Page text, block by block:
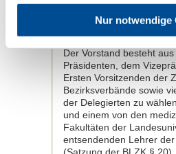
Nur notwendige
Vorstand
Der Vorstand besteht aus
Präsidenten, dem
Ersten Vorsitzenden der
Bezirksverbände sowie
der Delegierten zu
und einem von den
Fakultäten der
entsendenden Lehrer der